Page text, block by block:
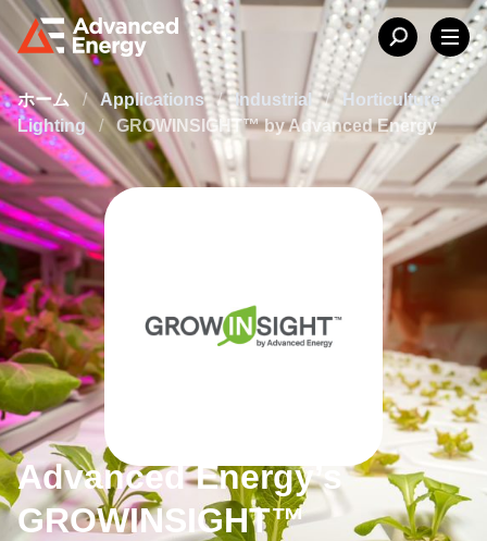
ホーム / Applications / Industrial /
Horticulture
Lighting / GROWINSIGHT™ by Advanced Energy
Advanced Energy’s
GROWINSIGHT™